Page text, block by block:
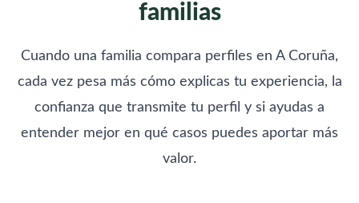
familias
Cuando una familia compara perfiles en A Coruña,
cada vez pesa más cómo explicas tu experiencia, la
confianza que transmite tu perfil y si ayudas a
entender mejor en qué casos puedes aportar más
valor.